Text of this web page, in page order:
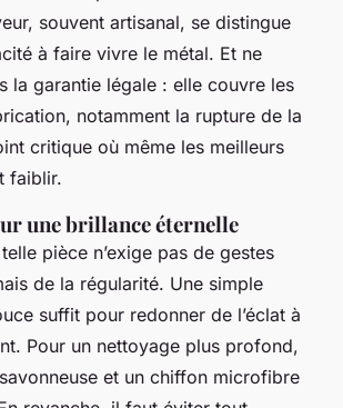
souvent artisanal, se distingue
à faire vivre le métal. Et ne
la garantie légale : elle couvre les
notamment la rupture de la
critique où même les meilleurs
faiblir.
une brillance éternelle
pièce n’exige pas de gestes
de la régularité. Une simple
suffit pour redonner de l’éclat à
Pour un nettoyage plus profond,
et un chiffon microfibre